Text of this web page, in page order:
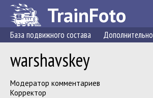
TrainFoto
База подвижного состава Дополнительно
warshavskey
Модератор комментариев
Корректор